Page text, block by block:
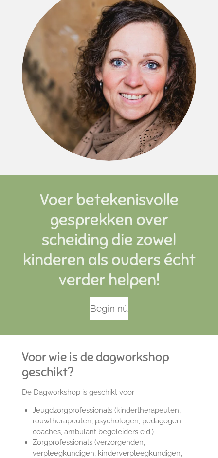
Voer betekenisvolle
gesprekken over
scheiding die zowel
kinderen als ouders écht
verder helpen!
Begin nú
Voor wie is de dagworkshop
geschikt?
De Dagworkshop is geschikt voor
Jeugdzorgprofessionals (kindertherapeuten,
rouwtherapeuten, psychologen, pedagogen,
coaches, ambulant begeleiders e.d.)
Zorgprofessionals (verzorgenden,
verpleegkundigen, kinderverpleegkundigen,